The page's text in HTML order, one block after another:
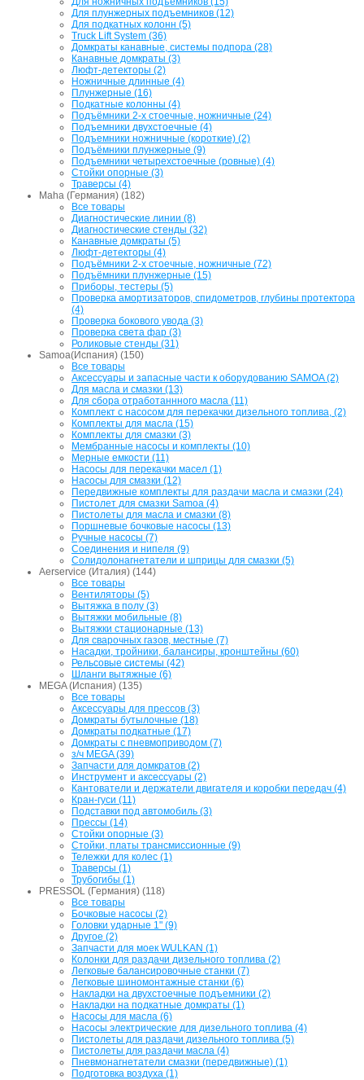
Для плунжерных подъемников (12)
Для подкатных колонн (5)
Truck Lift System (36)
Домкраты канавные, системы подпора (28)
Канавные домкраты (3)
Люфт-детекторы (2)
Ножничные длинные (4)
Плунжерные (16)
Подкатные колонны (4)
Подъёмники 2-х стоечные, ножничные (24)
Подъемники двухстоечные (4)
Подъемники ножничные (короткие) (2)
Подъёмники плунжерные (9)
Подъемники четырехстоечные (ровные) (4)
Стойки опорные (3)
Траверсы (4)
Maha (Германия) (182)
Все товары
Диагностические линии (8)
Диагностические стенды (32)
Канавные домкраты (5)
Люфт-детекторы (4)
Подъёмники 2-х стоечные, ножничные (72)
Подъёмники плунжерные (15)
Приборы, тестеры (5)
Проверка амортизаторов, спидометров, глубины протектора
(4)
Проверка бокового увода (3)
Проверка света фар (3)
Роликовые стенды (31)
Samoa(Испания) (150)
Все товары
Аксессуары и запасные части к оборудованию SAMOA (2)
Для масла и смазки (13)
Для сбора отработаннного масла (11)
Комплект с насосом для перекачки дизельного топлива, (2)
Комплекты для масла (15)
Комплекты для смазки (3)
Мембранные насосы и комплекты (10)
Мерные емкости (11)
Насосы для перекачки масел (1)
Насосы для смазки (12)
Передвижные комплекты для раздачи масла и смазки (24)
Пистолет для смазки Samoa (4)
Пистолеты для масла и смазки (8)
Поршневые бочковые насосы (13)
Ручные насосы (7)
Соединения и нипеля (9)
Солидолонагнетатели и шприцы для смазки (5)
Aerservice (Италия) (144)
Все товары
Вентиляторы (5)
Вытяжка в полу (3)
Вытяжки мобильные (8)
Вытяжки стационарные (13)
Для сварочных газов, местные (7)
Насадки, тройники, балансиры, кронштейны (60)
Рельсовые системы (42)
Шланги вытяжные (6)
MEGA (Испания) (135)
Все товары
Аксессуары для прессов (3)
Домкраты бутылочные (18)
Домкраты подкатные (17)
Домкраты с пневмоприводом (7)
з/ч MEGA (39)
Запчасти для домкратов (2)
Инструмент и аксессуары (2)
Кантователи и держатели двигателя и коробки передач (4)
Кран-гуси (11)
Подставки под автомобиль (3)
Прессы (14)
Стойки опорные (3)
Стойки, платы трансмиссионные (9)
Тележки для колес (1)
Траверсы (1)
Трубогибы (1)
PRESSOL (Германия) (118)
Все товары
Бочковые насосы (2)
Головки ударные 1" (9)
Другое (2)
Запчасти для моек WULKAN (1)
Колонки для раздачи дизельного топлива (2)
Легковые балансировочные станки (7)
Легковые шиномонтажные станки (6)
Накладки на двухстоечные подъемники (2)
Накладки на подкатные домкраты (1)
Насосы для масла (6)
Насосы электрические для дизельного топлива (4)
Пистолеты для раздачи дизельного топлива (5)
Пистолеты для раздачи масла (4)
Пневмонагнетатели смазки (передвижные) (1)
Подготовка воздуха (1)